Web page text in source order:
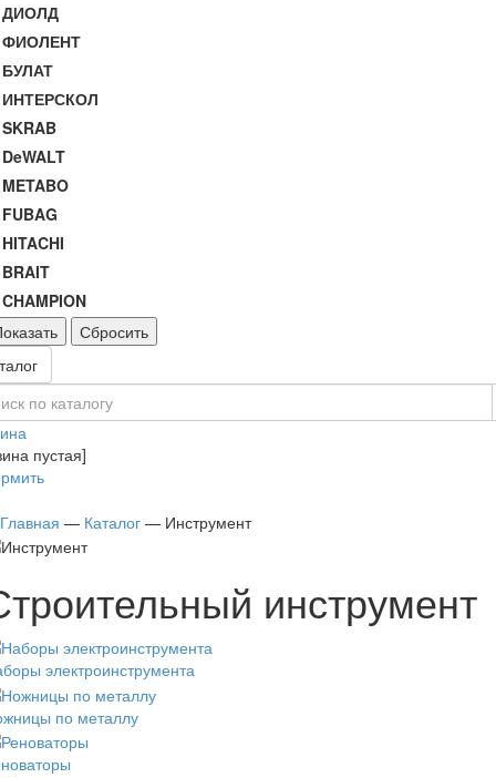
ДИОЛД
ФИОЛЕНТ
БУЛАТ
ИНТЕРСКОЛ
SKRAB
DeWALT
METABO
FUBAG
HITACHI
BRAIT
CHAMPION
Сбросить
пустая]
Главная — Каталог — Инструмент
инструмент
электроинструмента
по металлу